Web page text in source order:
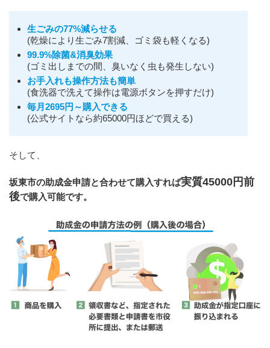
生ごみの77%減らせる
(乾燥により生ごみ7割減、ゴミ袋も軽くなる)
99.9%除菌&消臭効果
(ゴミ出しまでの間、臭いなく虫も発生しない)
お手入れも操作方法も簡単
(食洗器で洗えて操作は電源ボタンを押すだけ)
毎月2695円～購入できる
(公式サイトなら約65000円ほどで買える)
そして、
坂東市の助成金申請と合わせて購入すれば実質45000円前
後で購入可能です。